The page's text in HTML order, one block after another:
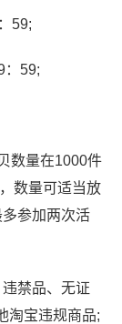
59;
：59;
数量在1000件
数量可适当放
参加两次活
禁品、无证
淘宝违规商品;